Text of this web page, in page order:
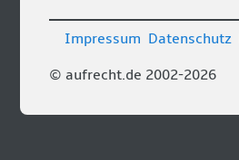
© aufrecht.de 2002-2026
Impressum Datenschutz